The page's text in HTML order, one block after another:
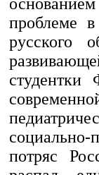
проблеме
русского
потряс